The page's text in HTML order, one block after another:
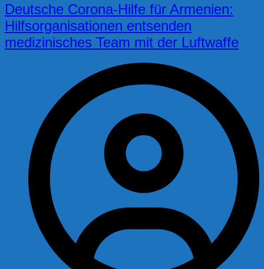
Deutsche Corona-Hilfe für Armenien:
Hilfsorganisationen entsenden
medizinisches Team mit der Luftwaffe